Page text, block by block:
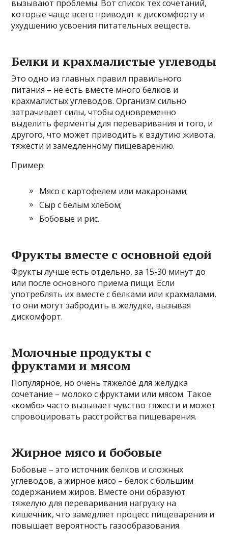
вызывают проблемы. Вот список тех сочетаний,
которые чаще всего приводят к дискомфорту и
ухудшению усвоения питательных веществ.
Белки и крахмалистые углеводы
Это одно из главных правил правильного
питания – не есть вместе много белков и
крахмалистых углеводов. Организм сильно
затрачивает силы, чтобы одновременно
выделить ферменты для переваривания и того, и
другого, что может приводить к вздутию живота,
тяжести и замедленному пищеварению.
Пример:
Мясо с картофелем или макаронами;
Сыр с белым хлебом;
Бобовые и рис.
Фрукты вместе с основной едой
Фрукты лучше есть отдельно, за 15-30 минут до
или после основного приема пищи. Если
употреблять их вместе с белками или крахмалами,
то они могут забродить в желудке, вызывая
дискомфорт.
Молочные продукты с
фруктами и мясом
Популярное, но очень тяжелое для желудка
сочетание – молоко с фруктами или мясом. Такое
«комбо» часто вызывает чувство тяжести и может
спровоцировать расстройства пищеварения.
Жирное мясо и бобовые
Бобовые – это источник белков и сложных
углеводов, а жирное мясо – белок с большим
содержанием жиров. Вместе они образуют
тяжелую для переваривания нагрузку на
кишечник, что замедляет процесс пищеварения и
повышает вероятность газообразования.